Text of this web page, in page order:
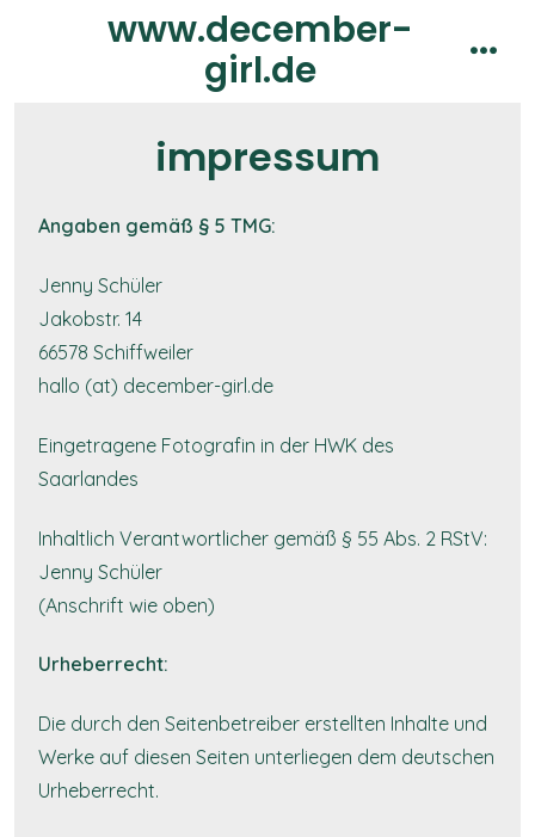
www.december-
girl.de
impressum
Angaben gemäß § 5 TMG:
Jenny Schüler
Jakobstr. 14
66578 Schiffweiler
hallo (at) december-girl.de
Eingetragene Fotografin in der HWK des
Saarlandes
Inhaltlich Verantwortlicher gemäß § 55 Abs. 2 RStV:
Jenny Schüler
(Anschrift wie oben)
Urheberrecht:
Die durch den Seitenbetreiber erstellten Inhalte und
Werke auf diesen Seiten unterliegen dem deutschen
Urheberrecht.